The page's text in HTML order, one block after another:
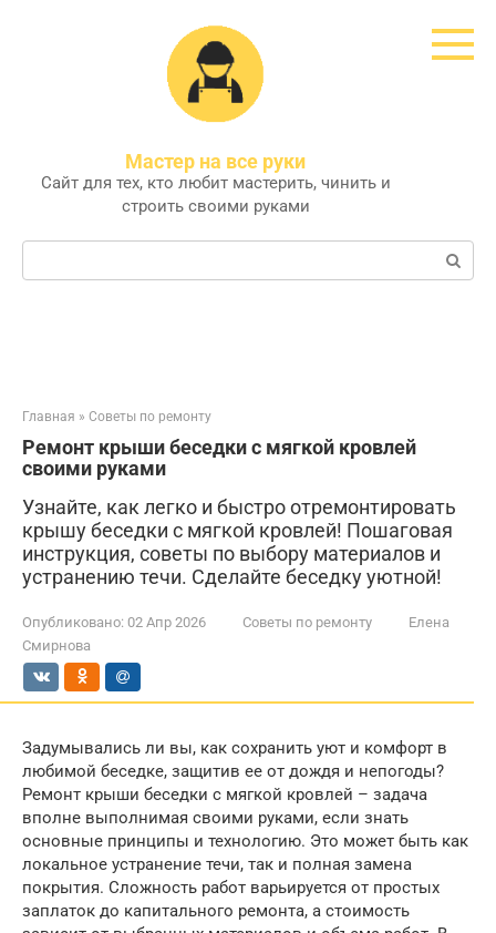
Мастер на все руки
Сайт для тех, кто любит мастерить, чинить и
строить своими руками
Поиск:
Главная » Советы по ремонту
Ремонт крыши беседки с мягкой кровлей
своими руками
Узнайте, как легко и быстро отремонтировать
крышу беседки с мягкой кровлей! Пошаговая
инструкция, советы по выбору материалов и
устранению течи. Сделайте беседку уютной!
Опубликовано: 02 Апр 2026 Советы по ремонту
Елена
Смирнова
Задумывались ли вы, как сохранить уют и комфорт в
любимой беседке, защитив ее от дождя и непогоды?
Ремонт крыши беседки с мягкой кровлей – задача
вполне выполнимая своими руками, если знать
основные принципы и технологию. Это может быть как
локальное устранение течи, так и полная замена
покрытия. Сложность работ варьируется от простых
заплаток до капитального ремонта, а стоимость